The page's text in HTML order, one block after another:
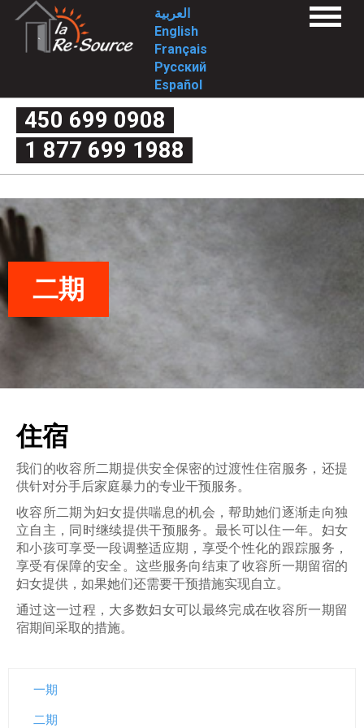
Skip
L
e
-
S
o
u
r
e
M
s
o
n
d
a
العربية
English
Français
Русский
Español
Menu
关于我们
宗旨
方法/价值观
历史沿革
投身社会
理事会
我们的服务
一期
二期
什么是家庭暴力。
暴力的四个标准
分手后的暴力
常见问题
Déclaration de services et procédure de traitement
450 699 0908
1 877 699 1988
二期
住宿
我们的收容所二期提供安全保密的过渡性住宿服务，还提
供针对分手后家庭暴力的专业干预服务。
收容所二期为妇女提供喘息的机会，帮助她们逐渐走向独
立自主，同时继续提供干预服务。最长可以住一年。妇女
和小孩可享受一段调整适应期，享受个性化的跟踪服务，
享受有保障的安全。这些服务向结束了收容所一期留宿的
妇女提供，如果她们还需要干预措施实现自立。
通过这一过程，大多数妇女可以最终完成在收容所一期留
宿期间采取的措施。
一期
二期